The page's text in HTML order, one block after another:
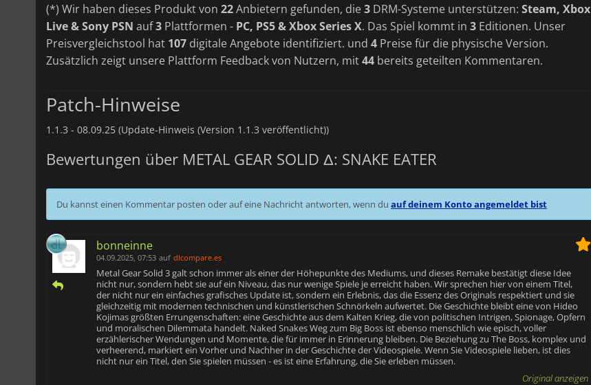
(*) Wir haben dieses Produkt von 22Anbietern gefunden, die3 DRM-Systeme unterstützen: Steam, Xbox
Live & Sony PSN auf3 Plattformen - PC, PS5 & Xbox Series X. Das Spiel kommt in 3 Editionen. Unser
Preisvergleichstool hat 107 digitale Angebote identifiziert. und 4 Preise für die physische Version.
Zusätzlich zeigt unsere Plattform Feedback von Nutzern, mit44 bereits geteilten Kommentaren.
Patch-Hinweise
1.1.3 - 08.09.25 (Update-Hinweis (Version 1.1.3 veröffentlicht))
Bewertungen über METAL GEAR SOLID Δ: SNAKE EATER
Du kannst einen Kommentar posten oder auf eine Nachricht antworten, wenn du auf deinem Konto angemeldet bist
bonneinne
04.09.2025, 07:53 auf dlcompare.es
Metal Gear Solid 3 galt schon immer als einer der Höhepunkte des Mediums, und dieses Remake bestätigt diese Idee
nicht nur, sondern hebt sie auf ein Niveau, das nur wenige Spiele je erreicht haben. Wir sprechen hier von einem Titel,
der nicht nur ein einfaches grafisches Update ist, sondern ein Erlebnis, das die Essenz des Originals respektiert und sie
gleichzeitig mit modernen technischen und künstlerischen Schnörkeln aufwertet. Die Geschichte bleibt eine von Hideo
Kojimas größten Errungenschaften: eine Geschichte aus dem Kalten Krieg, die von politischen Intrigen, Spionage, Opfern
und moralischen Dilemmata handelt. Naked Snakes Weg zum Big Boss ist ebenso menschlich wie episch, voller
erzählerischer Wendungen und Momente, die für immer in Erinnerung bleiben. Die Beziehung zu The Boss, komplex und
verheerend, markiert ein Vorher und Nachher in der Geschichte der Videospiele. Wenn Sie Videospiele lieben, ist dies
nicht nur ein Titel, den Sie spielen müssen - es ist eine Erfahrung, die Sie erleben müssen.
Original anzeigen